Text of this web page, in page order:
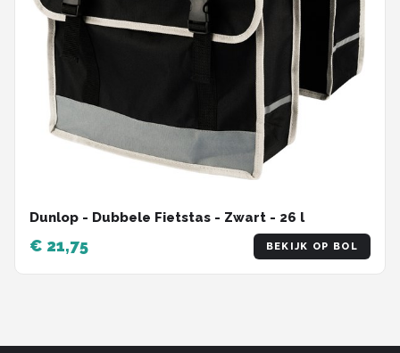
Dunlop - Dubbele Fietstas - Zwart - 26 l
€ 21,75 BEKIJK OP BOL